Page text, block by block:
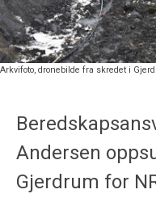
Arkvifoto, dronebilde fra skredet i
Andersen
Gjerdrum for